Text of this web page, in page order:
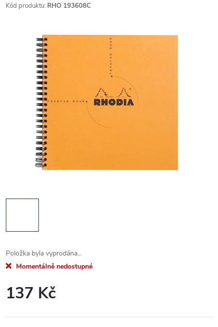
Kód produktu: RHO 193608C
Položka byla vyprodána…
Momentálně nedostupné
137 Kč
cena: